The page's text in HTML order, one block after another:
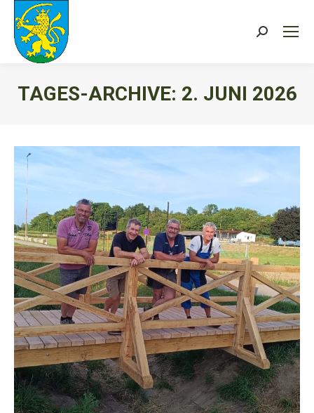
Search:
TAGES-ARCHIVE: 2. JUNI 2026